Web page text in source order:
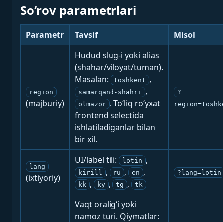
So‘rov parametrlari
Parametr Tavsif Misol
region
(majburiy)
Hudud slug-i yoki alias
(shahar/viloyat/tuman).
Masalan:
toshkent ,
samarqand-shahri ,
olmazor . To‘liq ro‘yxat
frontend selectida
ishlatiladiganlar bilan
bir xil.
?
lang
(ixtiyoriy)
UI/label tili: lotin ,
kirill , ru , en ,
kk , ky , tg , tk
?lang=lotin
Vaqt oralig‘i yoki
namoz turi. Qiymatlar: